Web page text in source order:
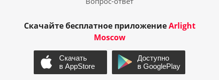
Скачайте бесплатное приложениеArlight
Moscow